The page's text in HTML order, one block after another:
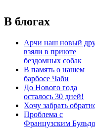
В блогах
Арчи наш новый
взяли в приюте
бездомных собак
В память о нашем
барбосе Чаби
До Нового года
осталось 30 дней!
Хочу забрать
Проблема с
Французским